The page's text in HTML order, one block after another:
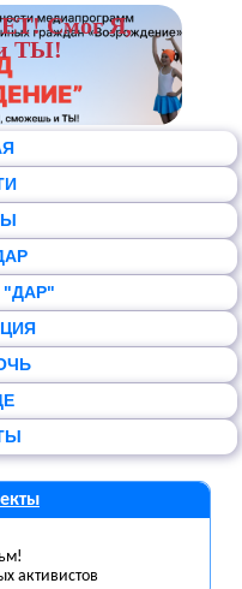
Смог Я,
ТЫ!
активистов